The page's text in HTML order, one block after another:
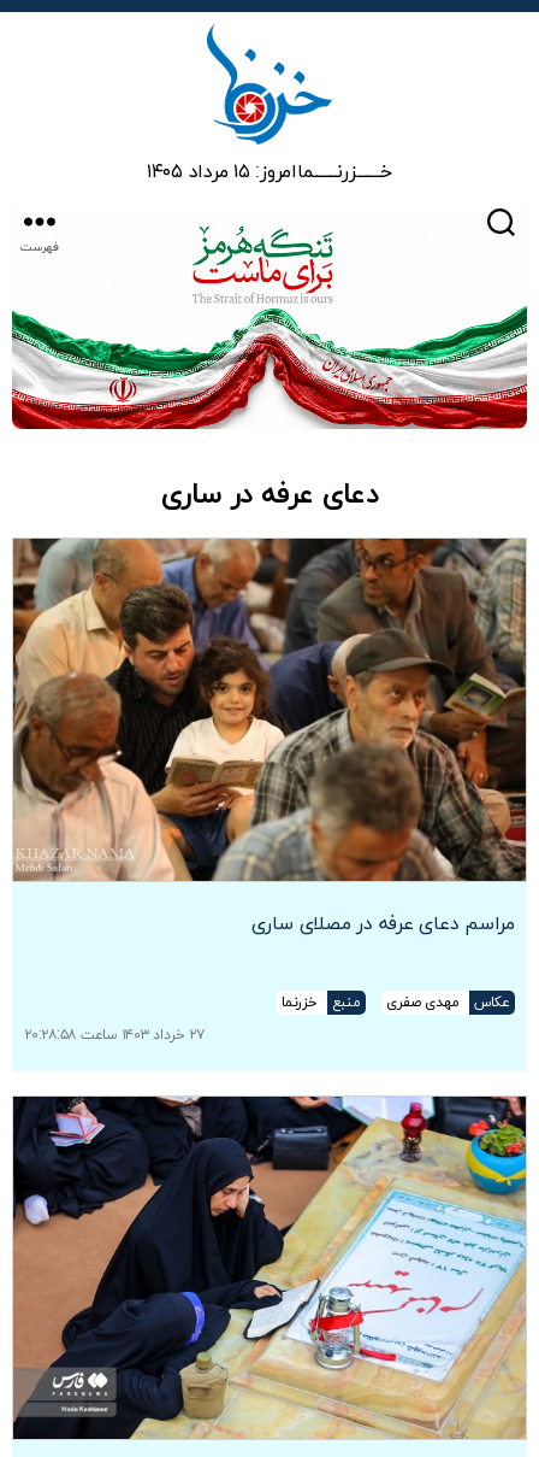
خـــــــزرنـــــــماامروز: ۱۵ مرداد ۱۴۰۵
فهرست
دعای عرفه در ساری
مراسم دعای عرفه در مصلای ساری
عکاس مهدی صفری منبع
خزرنما
۲۷ خرداد ۱۴۰۳ ساعت ۲۰:۲۸:۵۸